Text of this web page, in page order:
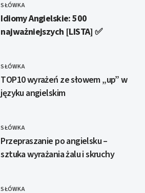
KATEGORIE
SŁÓWKA
Idiomy Angielskie: 500
najważniejszych [LISTA] ✅️
KATEGORIE
SŁÓWKA
TOP10 wyrażeń ze słowem „up” w
języku angielskim
KATEGORIE
SŁÓWKA
Przepraszanie po angielsku –
sztuka wyrażania żalu i skruchy
SŁÓWKA